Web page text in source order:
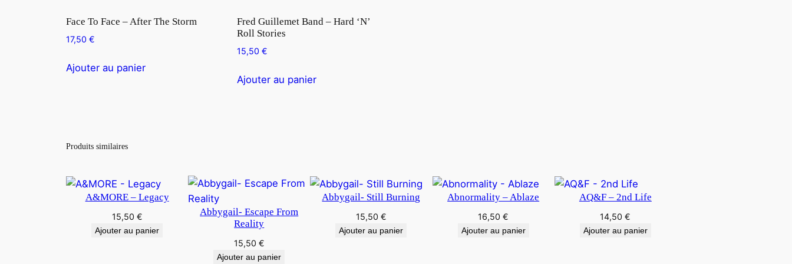
Face To Face – After The Storm
17,50 €
Ajouter au panier
Fred Guillemet Band – Hard ‘N’
Roll Stories
15,50 €
Ajouter au panier
Produits similaires
A&MORE – Legacy
15,50 €
Ajouter au panier
Abbygail- Escape From
Reality
15,50 €
Ajouter au panier
Abbygail- Still Burning
15,50 €
Ajouter au panier
Abnormality – Ablaze
16,50€
Ajouter au panier
AQ&F – 2nd Life
14,50€
Ajouter au panier